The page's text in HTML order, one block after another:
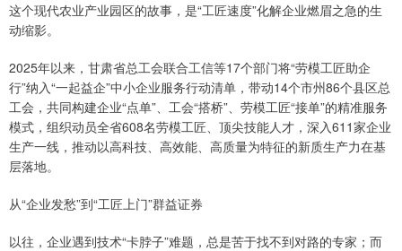
这个现代农业产业园区的故事，是“工匠速度”化解企业燃眉之急的生
动缩影。
2025年以来，甘肃省总工会联合工信等17个部门将“劳模工匠助企
行”纳入“一起益企”中小企业服务行动清单，带动14个市州86个县区总
工会，共同构建企业“点单”、工会“搭桥”、劳模工匠“接单”的精准服务
模式，组织动员全省608名劳模工匠、顶尖技能人才，深入611家企业
生产一线，推动以高科技、高效能、高质量为特征的新质生产力在基
层落地。
从“企业发愁”到“工匠上门”群益证券
以往，企业遇到技术“卡脖子”难题，总是苦于找不到对路的专家；而